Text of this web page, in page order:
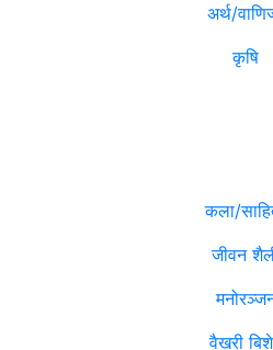
अर्थ/
कृषि
कला/
जीवन
वैखरी